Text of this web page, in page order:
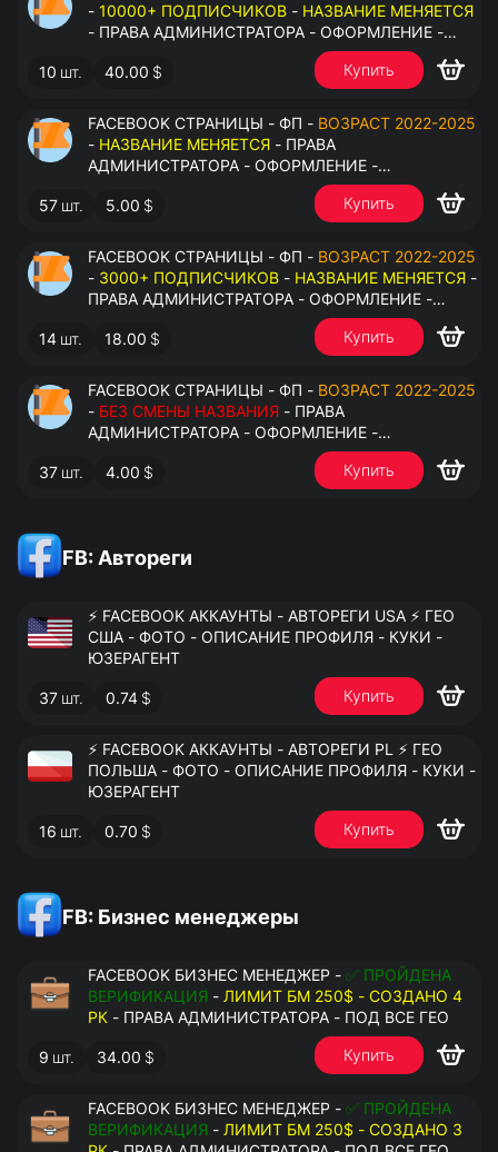
- 10000+ ПОДПИСЧИКОВ - НАЗВАНИЕ МЕНЯЕТСЯ
- ПРАВА АДМИНИСТРАТОРА - ОФОРМЛЕНИЕ -
ЗАПОЛНЕННАЯ ИНФОРМАЦИЯ - ПОД ВСЕ ГЕО
10 шт. 40.00 $ Купить
FACEBOOK СТРАНИЦЫ - ФП - ВОЗРАСТ 2022-2025
- НАЗВАНИЕ МЕНЯЕТСЯ - ПРАВА
АДМИНИСТРАТОРА - ОФОРМЛЕНИЕ -
ЗАПОЛНЕННАЯ ИНФОРМАЦИЯ - ПОД ВСЕ ГЕО
57 шт. 5.00 $ Купить
FACEBOOK СТРАНИЦЫ - ФП - ВОЗРАСТ 2022-2025
- 3000+ ПОДПИСЧИКОВ - НАЗВАНИЕ МЕНЯЕТСЯ -
ПРАВА АДМИНИСТРАТОРА - ОФОРМЛЕНИЕ -
ЗАПОЛНЕННАЯ ИНФОРМАЦИЯ - ПОД ВСЕ ГЕО
14 шт. 18.00 $ Купить
FACEBOOK СТРАНИЦЫ - ФП - ВОЗРАСТ 2022-2025
- БЕЗ СМЕНЫ НАЗВАНИЯ - ПРАВА
АДМИНИСТРАТОРА - ОФОРМЛЕНИЕ -
ЗАПОЛНЕННАЯ ИНФОРМАЦИЯ - ПОД ВСЕ ГЕО
37 шт. 4.00 $ Купить
FB: Автореги
⚡️ FACEBOOK АККАУНТЫ - АВТОРЕГИ USA ⚡️ ГЕО
США - ФОТО - ОПИСАНИЕ ПРОФИЛЯ - КУКИ -
ЮЗЕРАГЕНТ
37 шт. 0.74 $ Купить
⚡️ FACEBOOK АККАУНТЫ - АВТОРЕГИ PL ⚡️ ГЕО
ПОЛЬША - ФОТО - ОПИСАНИЕ ПРОФИЛЯ - КУКИ -
ЮЗЕРАГЕНТ
16 шт. 0.70 $ Купить
FB: Бизнес менеджеры
FACEBOOK БИЗНЕС МЕНЕДЖЕР - ✅ ПРОЙДЕНА
ВЕРИФИКАЦИЯ - ЛИМИТ БМ 250$ - СОЗДАНО 4
РК - ПРАВА АДМИНИСТРАТОРА - ПОД ВСЕ ГЕО
9 шт. 34.00 $ Купить
FACEBOOK БИЗНЕС МЕНЕДЖЕР - ✅ ПРОЙДЕНА
ВЕРИФИКАЦИЯ - ЛИМИТ БМ 250$ - СОЗДАНО 3